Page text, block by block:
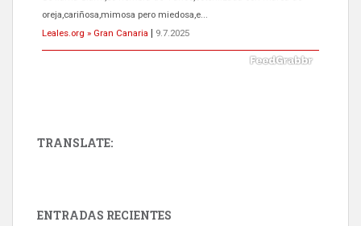
oreja,cariñosa,mimosa pero miedosa,e...
Leales.org » Gran Canaria
9.7.2025
Leales.org » Gran Canaria | 9.7.2025
TRANSLATE:
ENTRADAS RECIENTES